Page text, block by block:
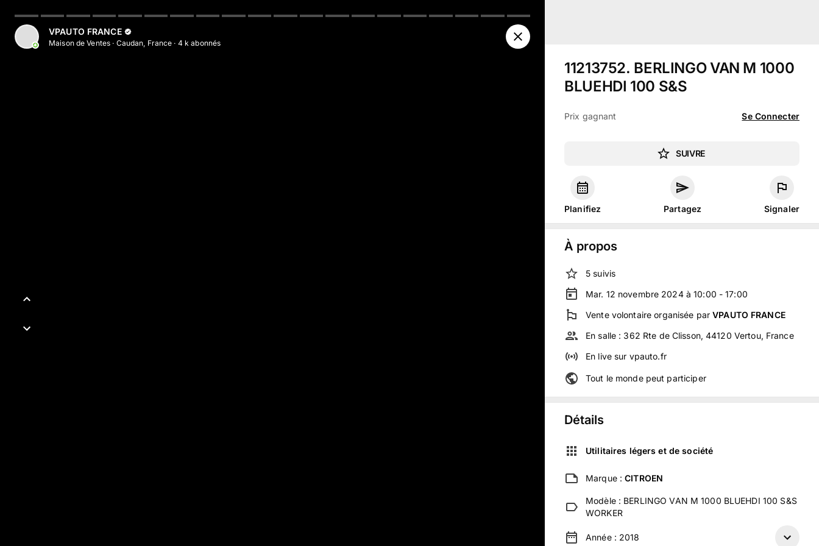
VPAUTO FRANCE
Maison de Ventes · Caudan, France · 4 k abonnés
11213752. BERLINGO VAN M 1000
BLUEHDI 100 S&S
Prix gagnant Se Connecter
SUIVRE
Planifiez Partagez Signaler
À propos
5 suivis
Mar. 12 novembre 2024 à 10:00 - 17:00
Vente volontaire organisée parVPAUTO FRANCE
En salle : 362 Rte de Clisson, 44120 Vertou, France
En livesur vpauto.fr
Tout le monde peut participer
Détails
Utilitaires légers et de société
Marque :CITROEN
Modèle : BERLINGO VAN M 1000 BLUEHDI 100 S&S
WORKER
Année : 2018